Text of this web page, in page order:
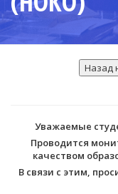
Уважаемые
Проводится
качеством
В связи с этим,